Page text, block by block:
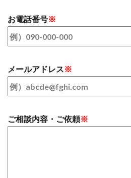
お電話番号※
メールアドレス※
ご相談内容・ご依頼※